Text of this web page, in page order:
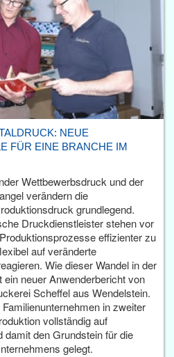
NEUE
FÜR EINE BRANCHE IM
Wettbewerbsdruck und der
verändern die
grundlegend.
Druckdienstleister stehen vor
effizienter zu
auf veränderte
Wie dieser Wandel in der
neuer Anwenderbericht von
Scheffel aus Wendelstein.
in zweiter
vollständig auf
damit den Grundstein für die
gelegt.